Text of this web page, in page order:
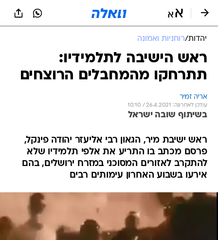
יהדות/רוחניות ואמונה
ראש הישיבה לתלמידיו:
תתרחקו מהמחבלים הרוצחים
אריה זמיר
עודכן לאחרונה: 26.4.2021 / 10:10
בשיתוף שובה ישראל
ראש ישיבת מיר, הגאון רבי אליעזר יהודה פינקל,
פרסם מכתב בו התריע את אלפי תלמידיו שלא
להתקרב לאזורים המסוכני במזרח ירושלים, בהם
אירעו בשבוע האחרון עימותים רבים